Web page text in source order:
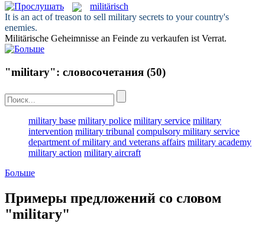
militärisch
It is an act of treason to sell military secrets to your country's
enemies.
Militärische Geheimnisse an Feinde zu verkaufen ist Verrat.
"military": словосочетания (50)
military base military police military service military
intervention military tribunal compulsory military service
department of military and veterans affairs military academy
military action military aircraft
Больше
Примеры предложений со словом
"military"